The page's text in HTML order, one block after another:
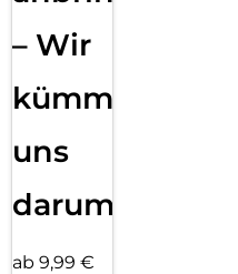
– Wir
kümmern
uns
darum!
ab 9,99 €